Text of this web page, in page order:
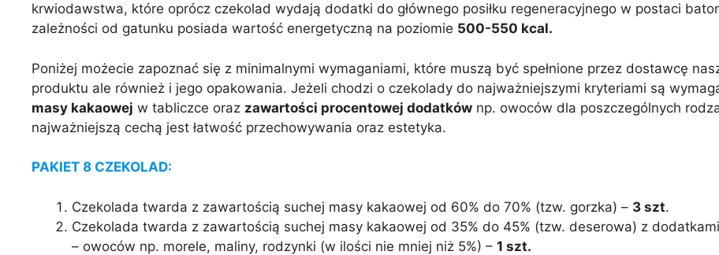
krwiodawstwa, które oprócz czekolad wydają dodatki do głównego posiłku regeneracyjnego w postaci
zależności od gatunku posiada wartość energetyczną na poziomie 500-550 kcal.
Poniżej możecie zapoznać się z minimalnymi wymaganiami, które muszą być spełnione przez dostawcę
produktu ale również i jego opakowania. Jeżeli chodzi o czekolady do najważniejszymi kryteriami są
masy kakaowej w tabliczce oraz zawartości procentowej dodatków np. owoców dla poszczególnych
najważniejszą cechą jest łatwość przechowywania oraz estetyka.
PAKIET 8 CZEKOLAD:
Czekolada twarda z zawartością suchej masy kakaowej od 60% do 70% (tzw. gorzka) – 3 szt.
Czekolada twarda z zawartością suchej masy kakaowej od 35% do 45% (tzw. deserowa) z
– owoców np. morele, maliny, rodzynki (w ilości nie mniej niż 5%) – 1 szt.